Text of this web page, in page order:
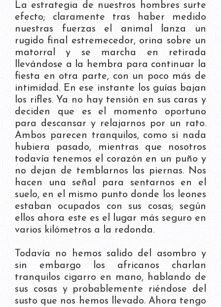
La estrategia de nuestros hombres surte
efecto; claramente tras haber medido
nuestras fuerzas el animal lanza un
rugido final estremecedor, orina sobre un
matorral y se marcha en retirada
llevándose a la hembra para continuar la
fiesta en otra parte, con un poco más de
intimidad. En ese instante los guías bajan
los rifles. Ya no hay tensión en sus caras y
deciden que es el momento oportuno
para descansar y relajarnos por un rato.
Ambos parecen tranquilos, como si nada
hubiera pasado, mientras que nosotros
todavía tenemos el corazón en un puño y
no dejan de temblarnos las piernas. Nos
hacen una señal para sentarnos en el
suelo, en el mismo punto donde los leones
estaban ocupados con sus cosas; según
ellos ahora este es el lugar más seguro en
varios kilómetros a la redonda.
Todavía no hemos salido del asombro y
sin embargo los africanos charlan
tranquilos cigarro en mano, hablando de
sus cosas y probablemente riéndose del
susto que nos hemos llevado. Ahora tengo